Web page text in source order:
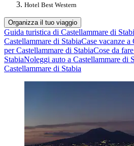
Hotel Best Western
Organizza il tuo viaggio
Guida turistica di Castellammare di
Castellammare di StabiaCase vacanze a
per Castellammare di StabiaCose da
StabiaNoleggi auto a Castellammare di
Castellammare di Stabia